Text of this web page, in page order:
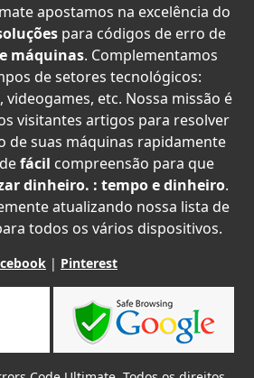
apostamos na excelência do
para códigos de erro de
máquinas. Complementamos
de setores tecnológicos:
etc. Nossa missão é
visitantes artigos para resolver
de suas máquinas rapidamente
fácil compreensão para que
dinheiro. : tempo e dinheiro.
atualizando nossa lista de
todos os vários dispositivos.
| Pinterest